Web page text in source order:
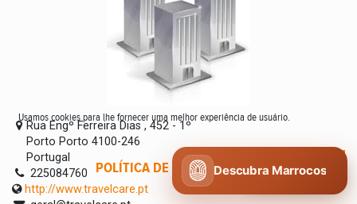
Rua Engº Ferreira Dias , 452 - 1º
Porto Porto 4100-246
Portugal
225084760
http://www.travelcare.pt
Usamos cookies para lhe fornecer uma melhor experiência de usuário.
POLÍTICA DE COOKIES CONCORDO
Descubra Marrocos